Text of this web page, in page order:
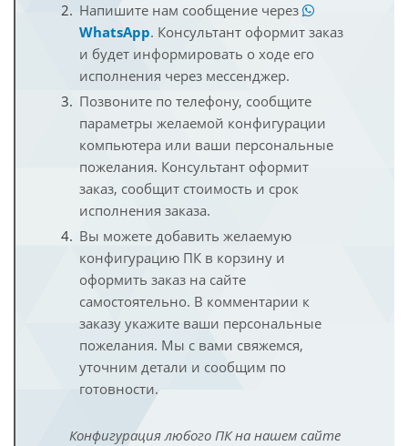
Напишите нам сообщение через
WhatsApp. Консультант оформит заказ
и будет информировать о ходе его
исполнения через мессенджер.
Позвоните по телефону, сообщите
параметры желаемой конфигурации
компьютера или ваши персональные
пожелания. Консультант оформит
заказ, сообщит стоимость и срок
исполнения заказа.
Вы можете добавить желаемую
конфигурацию ПК в корзину и
оформить заказ на сайте
самостоятельно. В комментарии к
заказу укажите ваши персональные
пожелания. Мы с вами свяжемся,
уточним детали и сообщим по
готовности.
Конфигурация любого ПК на нашем сайте